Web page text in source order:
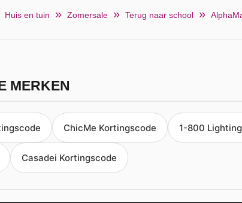
Huis en tuin Zomersale Terug naar school
MERKEN
ChicMe Kortingscode 1-800
Casadei Kortingscode